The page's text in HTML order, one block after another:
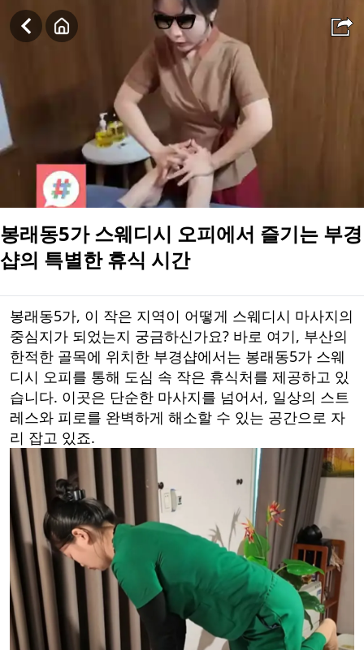
봉래동5가 스웨디시 오피에서 즐기는 부경샵의 특별한 휴식 시
봉래동5가 스웨디시 오피에서 즐기는 부경
샵의 특별한 휴식 시간
봉래동5가, 이 작은 지역이 어떻게 스웨디시 마사지의
중심지가 되었는지 궁금하신가요? 바로 여기, 부산의
한적한 골목에 위치한 부경샵에서는 봉래동5가 스웨
디시 오피를 통해 도심 속 작은 휴식처를 제공하고 있
습니다. 이곳은 단순한 마사지를 넘어서, 일상의 스트
레스와 피로를 완벽하게 해소할 수 있는 공간으로 자
리 잡고 있죠.